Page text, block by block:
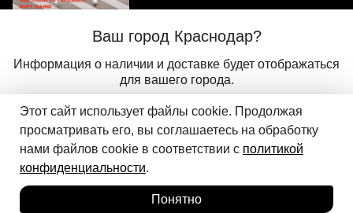
Ваш город Краснодар?
Информация о наличии и доставке будет отображаться
для вашего города.
Корзина
Добавить в корзину
Положение о программе лояльности
© 2024 ООО «АДМИКС СПОРТ», официальный дистрибьютор
Li-Ning в России
Этот сайт использует файлы cookie. Продолжая
просматривать его, вы соглашаетесь на обработку
нами файлов cookie в соответствии с политикой
конфиденциальности.
Понятно